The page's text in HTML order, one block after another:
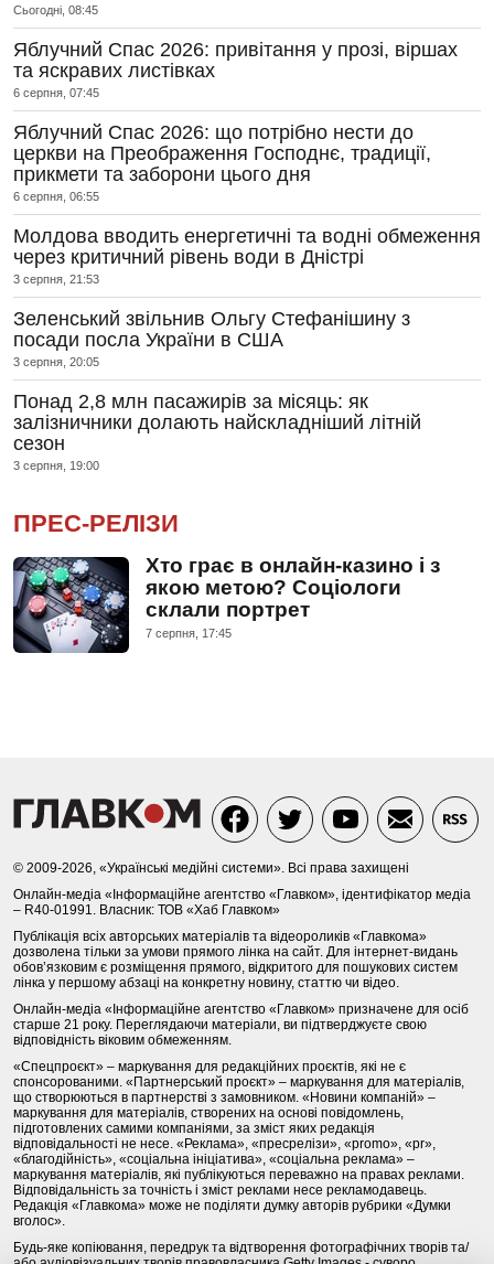
Сьогодні, 08:45
Яблучний Спас 2026: привітання у прозі, віршах
та яскравих листівках
6 серпня, 07:45
Яблучний Спас 2026: що потрібно нести до
церкви на Преображення Господнє, традиції,
прикмети та заборони цього дня
6 серпня, 06:55
Молдова вводить енергетичні та водні обмеження
через критичний рівень води в Дністрі
3 серпня, 21:53
Зеленський звільнив Ольгу Стефанішину з
посади посла України в США
3 серпня, 20:05
Понад 2,8 млн пасажирів за місяць: як
залізничники долають найскладніший літній
сезон
3 серпня, 19:00
ПРЕС-РЕЛІЗИ
Хто грає в онлайн-казино і з
якою метою? Соціологи
склали портрет
7 серпня, 17:45
© 2009-2026, «Українські медійні системи». Всі права захищені
Онлайн-медіа «Інформаційне агентство «Главком», ідентифікатор медіа
– R40-01991. Власник: ТОВ «Хаб Главком»
Публікація всіх авторських матеріалів та відеороликів «Главкома»
дозволена тільки за умови прямого лінка на сайт. Для інтернет-видань
обов’язковим є розміщення прямого, відкритого для пошукових систем
лінка у першому абзаці на конкретну новину, статтю чи відео.
Онлайн-медіа «Інформаційне агентство «Главком» призначене для осіб
старше 21 року. Переглядаючи матеріали, ви підтверджуєте свою
відповідність віковим обмеженням.
«Спецпроєкт» – маркування для редакційних проєктів, які не є
спонсорованими. «Партнерський проєкт» – маркування для матеріалів,
що створюються в партнерстві з замовником. «Новини компаній» –
маркування для матеріалів, створених на основі повідомлень,
підготовлених самими компаніями, за зміст яких редакція
відповідальності не несе. «Реклама», «пресрелізи», «promo», «pr»,
«благодійність», «соціальна ініціатива», «соціальна реклама» –
маркування матеріалів, які публікуються переважно на правах реклами.
Відповідальність за точність і зміст реклами несе рекламодавець.
Редакція «Главкома» може не поділяти думку авторів рубрики «Думки
вголос».
Будь-яке копіювання, передрук та відтворення фотографічних творів та/